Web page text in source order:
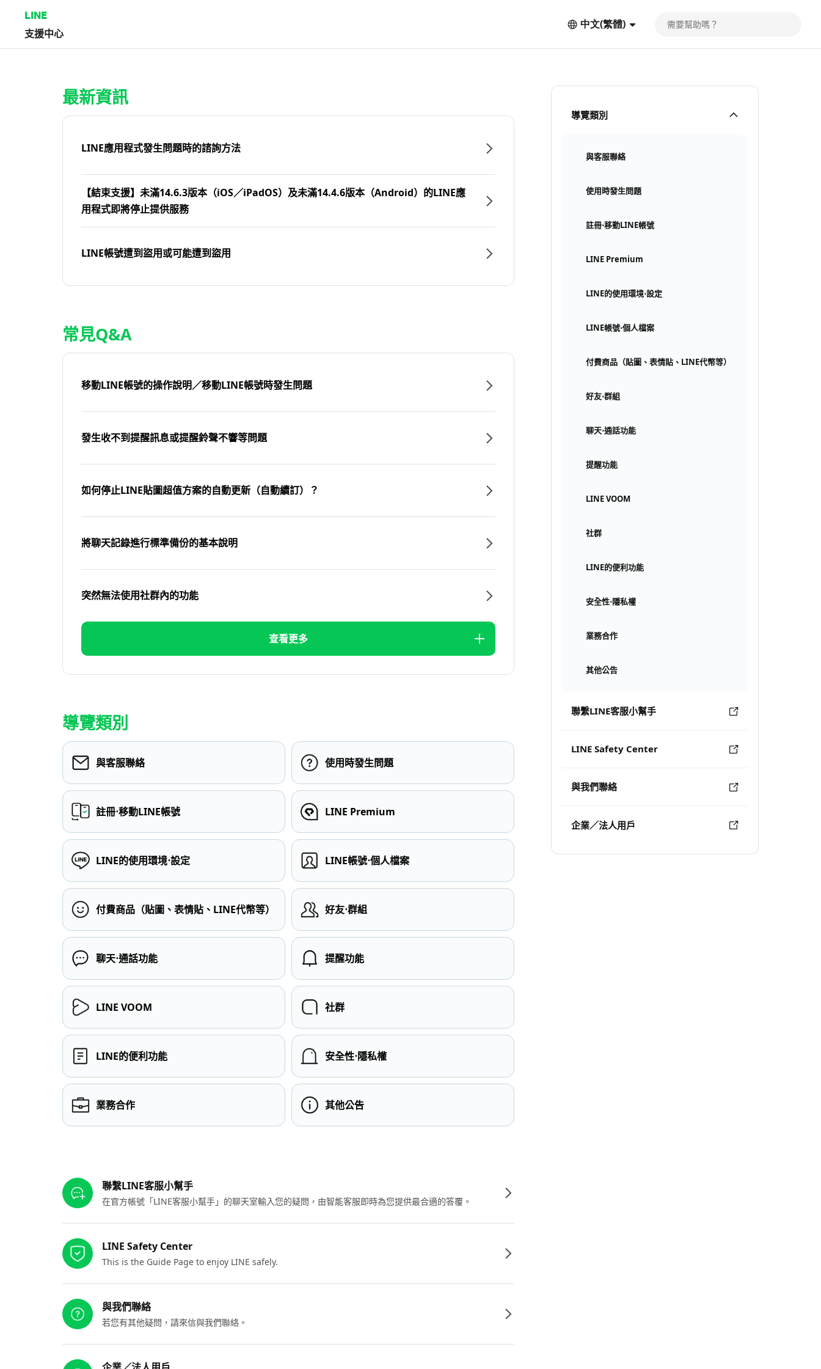
LINE
支援中心
中文(繁體)
導覽類別
與客服聯絡
使用時發生問題
註冊⋅移動LINE帳號
LINE Premium
LINE的使用環境⋅設定
LINE帳號⋅個人檔案
付費商品（貼圖、表情貼、LINE代幣等）
好友⋅群組
聊天⋅通話功能
提醒功能
LINE VOOM
社群
LINE的便利功能
安全性⋅隱私權
業務合作
其他公告
聯繫LINE客服小幫手
LINE Safety Center
與我們聯絡
企業／法人用戶
最新資訊
LINE應用程式發生問題時的諮詢方法
【結束支援】未滿14.6.3版本（iOS／iPadOS）及未滿14.4.6版本（Android）的LINE應
用程式即將停止提供服務
LINE帳號遭到盜用或可能遭到盜用
常見Q&A
移動LINE帳號的操作說明／移動LINE帳號時發生問題
發生收不到提醒訊息或提醒鈴聲不響等問題
如何停止LINE貼圖超值方案的自動更新（自動續訂）？
將聊天記錄進行標準備份的基本說明
突然無法使用社群內的功能
查看更多
導覽類別
與客服聯絡 使用時發生問題
註冊⋅移動LINE帳號 LINE Premium
LINE的使用環境⋅設定 LINE帳號⋅個人檔案
付費商品（貼圖、表情貼、LINE代幣等） 好友⋅群組
聊天⋅通話功能 提醒功能
LINE VOOM 社群
LINE的便利功能 安全性⋅隱私權
業務合作 其他公告
聯繫LINE客服小幫手
在官方帳號「LINE客服小幫手」的聊天室輸入您的疑問，由智能客服即時為您提供最合適的答覆。
LINE Safety Center
This is the Guide Page to enjoy LINE safely.
與我們聯絡
若您有其他疑問，請來信與我們聯絡。